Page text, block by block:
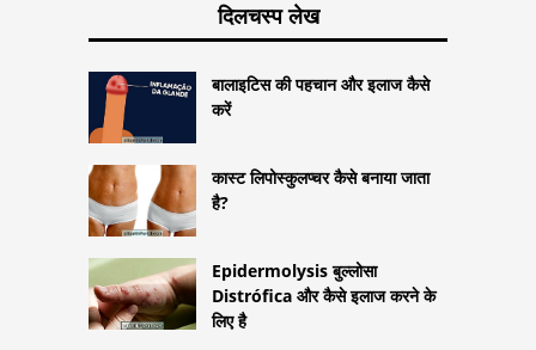
दिलचस्प लेख
बालाइटिस की पहचान और इलाज कैसे
करें
कास्ट लिपोस्कुलप्चर कैसे बनाया जाता
है?
Epidermolysis बुल्लोसा
Distrófica और कैसे इलाज करने के
लिए है